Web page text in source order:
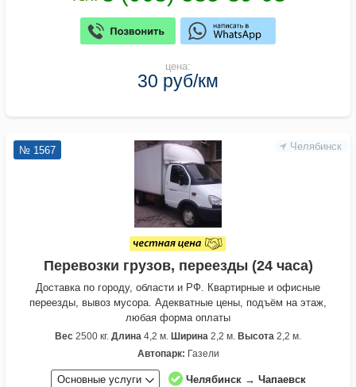
цена:
30 руб/км
Челябинск
№ 1567
Перевозки грузов, переезды (24 часа)
Доставка по городу, области и РФ. Квартирные и офисные
переезды, вывоз мусора. Адекватные цены, подъём на этаж,
любая форма оплаты
Вес 2500 кг. Длина 4,2 м. Ширина 2,2 м. Высота 2,2 м.
Автопарк: Газели
Основные услуги Челябинск → Чапаевск